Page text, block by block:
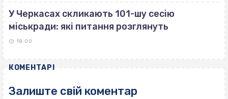
У Черкасах скликають 101-шу сесію
міськради: які питання розглянуть
18:00
КОМЕНТАРІ
Залиште свій коментар